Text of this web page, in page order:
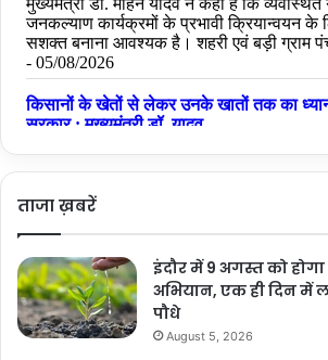
ताजा ख़बरें
इंदौर में 9 अगस्त को
अभियान, एक ही दिन में
पौधे
August 5, 2026